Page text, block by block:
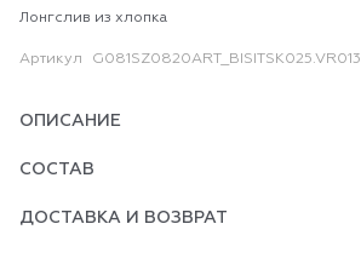
Лонгслив из хлопка
Артикул G081SZ0820ART_BISITSK025.VR013
ОПИСАНИЕ
СОСТАВ
ДОСТАВКА И ВОЗВРАТ